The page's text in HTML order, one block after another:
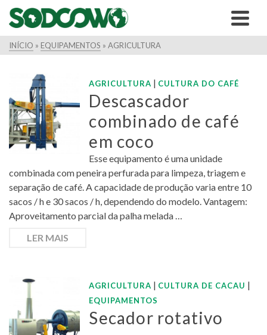
INÍCIO » EQUIPAMENTOS » AGRICULTURA
AGRICULTURA | CULTURA DO CAFÉ
Descascador
combinado de café
em coco
Esse equipamento é uma unidade
combinada com peneira perfurada para limpeza, triagem e
separação de café. A capacidade de produção varia entre 10
sacos / h e 30 sacos / h, dependendo do modelo. Vantagem:
Aproveitamento parcial da palha melada …
LER MAIS
AGRICULTURA | CULTURA DE CACAU |
EQUIPAMENTOS
Secador rotativo